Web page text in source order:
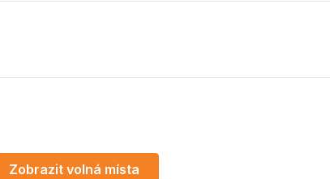
Zobrazit volná místa